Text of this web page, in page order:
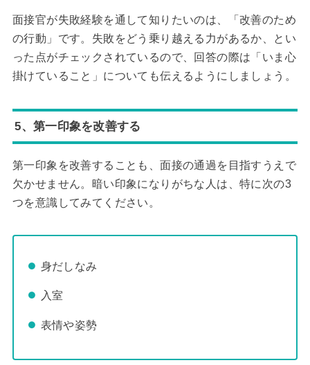
面接官が失敗経験を通して知りたいのは、「改善のため
の行動」です。失敗をどう乗り越える力があるか、とい
った点がチェックされているので、回答の際は「いま心
掛けていること」についても伝えるようにしましょう。
5、第一印象を改善する
第一印象を改善することも、面接の通過を目指すうえで
欠かせません。暗い印象になりがちな人は、特に次の3
つを意識してみてください。
身だしなみ
入室
表情や姿勢